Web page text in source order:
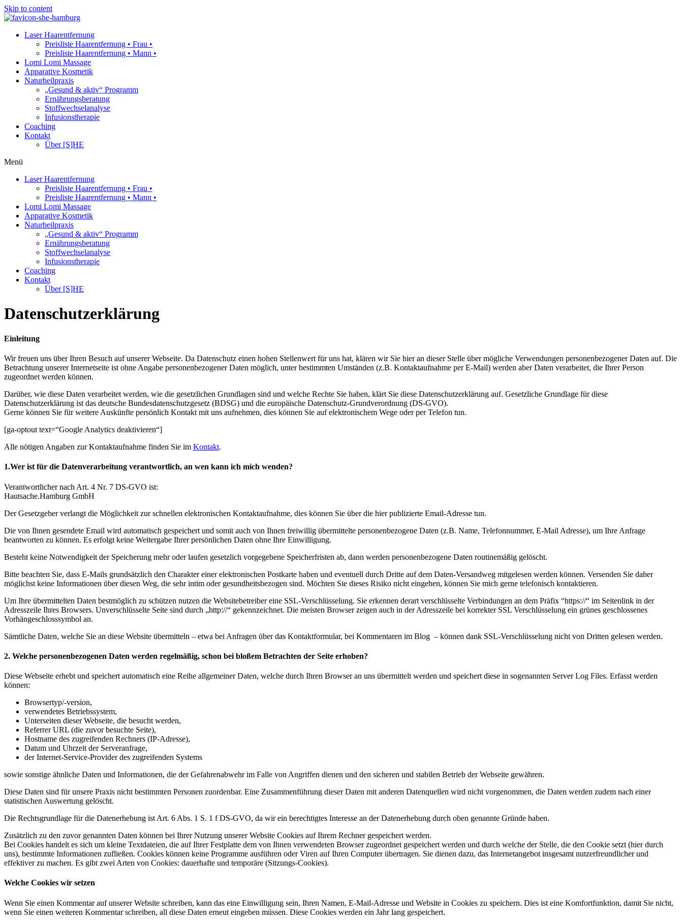
Skip to content
Laser Haarentfernung
Preisliste Haarentfernung • Frau •
Preisliste Haarentfernung • Mann •
Lomi Lomi Massage
Apparative Kosmetik
Naturheilpraxis
„Gesund & aktiv“ Programm
Ernährungsberatung
Stoffwechselanalyse
Infusionstherapie
Coaching
Kontakt
Über [S]HE
Menü
Laser Haarentfernung
Preisliste Haarentfernung • Frau •
Preisliste Haarentfernung • Mann •
Lomi Lomi Massage
Apparative Kosmetik
Naturheilpraxis
„Gesund & aktiv“ Programm
Ernährungsberatung
Stoffwechselanalyse
Infusionstherapie
Coaching
Kontakt
Über [S]HE
Datenschutzerklärung
Einleitung
Wir freuen uns über Ihren Besuch auf unserer Webseite. Da Datenschutz einen hohen Stellenwert für uns hat, klären wir Sie hier an dieser Stelle über mögliche Verwendungen personenbezogener Daten auf. Die
Betrachtung unserer Internetseite ist ohne Angabe personenbezogener Daten möglich, unter bestimmten Umständen (z.B. Kontaktaufnahme per E-Mail) werden aber Daten verarbeitet, die Ihrer Person
zugeordnet werden können.
Darüber, wie diese Daten verarbeitet werden, wie die gesetzlichen Grundlagen sind und welche Rechte Sie haben, klärt Sie diese Datenschutzerklärung auf. Gesetzliche Grundlage für diese
Datenschutzerklärung ist das deutsche Bundesdatenschutzgesetz (BDSG) und die europäische Datenschutz-Grundverordnung (DS-GVO).
Gerne können Sie für weitere Auskünfte persönlich Kontakt mit uns aufnehmen, dies können Sie auf elektronischem Wege oder per Telefon tun.
[ga-optout text=“Google Analytics deaktivieren“]
Alle nötigen Angaben zur Kontaktaufnahme finden Sie im Kontakt.
1.Wer ist für die Datenverarbeitung verantwortlich, an wen kann ich mich wenden?
Verantwortlicher nach Art. 4 Nr. 7 DS-GVO ist:
Hautsache.Hamburg GmbH
Der Gesetzgeber verlangt die Möglichkeit zur schnellen elektronischen Kontaktaufnahme, dies können Sie über die hier publizierte Email-Adresse tun.
Die von Ihnen gesendete Email wird automatisch gespeichert und somit auch von Ihnen freiwillig übermittelte personenbezogene Daten (z.B. Name, Telefonnummer, E-Mail Adresse), um Ihre Anfrage
beantworten zu können. Es erfolgt keine Weitergabe Ihrer persönlichen Daten ohne Ihre Einwilligung.
Besteht keine Notwendigkeit der Speicherung mehr oder laufen gesetzlich vorgegebene Speicherfristen ab, dann werden personenbezogene Daten routinemäßig gelöscht.
Bitte beachten Sie, dass E-Mails grundsätzlich den Charakter einer elektronischen Postkarte haben und eventuell durch Dritte auf dem Daten-Versandweg mitgelesen werden können. Versenden Sie daher
möglichst keine Informationen über diesen Weg, die sehr intim oder gesundheitsbezogen sind. Möchten Sie dieses Risiko nicht eingehen, können Sie mich gerne telefonisch kontaktieren.
Um Ihre übermittelten Daten bestmöglich zu schützen nutzen die Websitebetreiber eine SSL-Verschlüsselung. Sie erkennen derart verschlüsselte Verbindungen an dem Präfix “https://“ im Seitenlink in der
Adresszeile Ihres Browsers. Unverschlüsselte Seite sind durch „http://“ gekennzeichnet. Die meisten Browser zeigen auch in der Adresszeile bei korrekter SSL Verschlüsselung ein grünes geschlossenes
Vorhängeschlosssymbol an.
Sämtliche Daten, welche Sie an diese Website übermitteln – etwa bei Anfragen über das Kontaktformular, bei Kommentaren im Blog – können dank SSL-Verschlüsselung nicht von Dritten gelesen werden.
2. Welche personenbezogenen Daten werden regelmäßig, schon bei bloßem Betrachten der Seite erhoben?
Diese Webseite erhebt und speichert automatisch eine Reihe allgemeiner Daten, welche durch Ihren Browser an uns übermittelt werden und speichert diese in sogenannten Server Log Files. Erfasst werden
können:
Browsertyp/-version,
verwendetes Betriebssystem,
Unterseiten dieser Webseite, die besucht werden,
Referrer URL (die zuvor besuchte Seite),
Hostname des zugreifenden Rechners (IP-Adresse),
Datum und Uhrzeit der Serveranfrage,
der Internet-Service-Provider des zugreifenden Systems
sowie sonstige ähnliche Daten und Informationen, die der Gefahrenabwehr im Falle von Angriffen dienen und den sicheren und stabilen Betrieb der Webseite gewähren.
Diese Daten sind für unsere Praxis nicht bestimmten Personen zuordenbar. Eine Zusammenführung dieser Daten mit anderen Datenquellen wird nicht vorgenommen, die Daten werden zudem nach einer
statistischen Auswertung gelöscht.
Die Rechtsgrundlage für die Datenerhebung ist Art. 6 Abs. 1 S. 1 f DS-GVO, da wir ein berechtigtes Interesse an der Datenerhebung durch oben genannte Gründe haben.
Zusätzlich zu den zuvor genannten Daten können bei Ihrer Nutzung unserer Website Cookies auf Ihrem Rechner gespeichert werden.
Bei Cookies handelt es sich um kleine Textdateien, die auf Ihrer Festplatte dem von Ihnen verwendeten Browser zugeordnet gespeichert werden und durch welche der Stelle, die den Cookie setzt (hier durch
uns), bestimmte Informationen zufließen. Cookies können keine Programme ausführen oder Viren auf Ihren Computer übertragen. Sie dienen dazu, das Internetangebot insgesamt nutzerfreundlicher und
effektiver zu machen. Es gibt zwei Arten von Cookies: dauerhafte und temporäre (Sitzungs-Cookies).
Welche Cookies wir setzen
Wenn Sie einen Kommentar auf unserer Website schreiben, kann das eine Einwilligung sein, Ihren Namen, E-Mail-Adresse und Website in Cookies zu speichern. Dies ist eine Komfortfunktion, damit Sie nicht,
wenn Sie einen weiteren Kommentar schreiben, all diese Daten erneut eingeben müssen. Diese Cookies werden ein Jahr lang gespeichert.